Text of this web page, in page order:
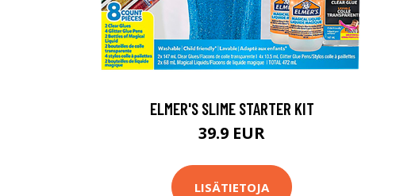
ELMER'S SLIME STARTER KIT
39.9 EUR
LISÄTIETOJA